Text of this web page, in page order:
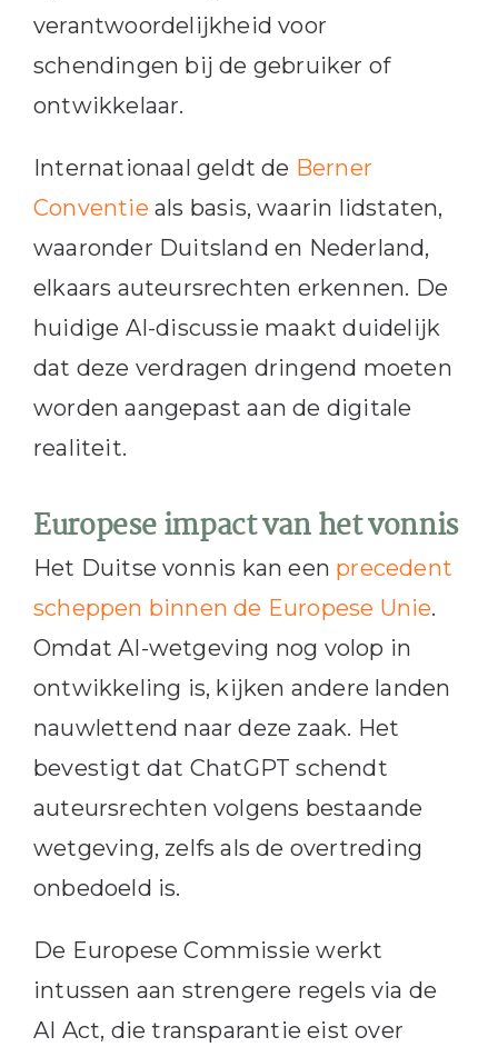
verantwoordelijkheid voor
schendingen bij de gebruiker of
ontwikkelaar.
Internationaal geldt de Berner
Conventie als basis, waarin lidstaten,
waaronder Duitsland en Nederland,
elkaars auteursrechten erkennen. De
huidige AI-discussie maakt duidelijk
dat deze verdragen dringend moeten
worden aangepast aan de digitale
realiteit.
Europese impact van het vonnis
Het Duitse vonnis kan een precedent
scheppen binnen de Europese Unie.
Omdat AI-wetgeving nog volop in
ontwikkeling is, kijken andere landen
nauwlettend naar deze zaak. Het
bevestigt dat ChatGPT schendt
auteursrechten volgens bestaande
wetgeving, zelfs als de overtreding
onbedoeld is.
De Europese Commissie werkt
intussen aan strengere regels via de
AI Act, die transparantie eist over